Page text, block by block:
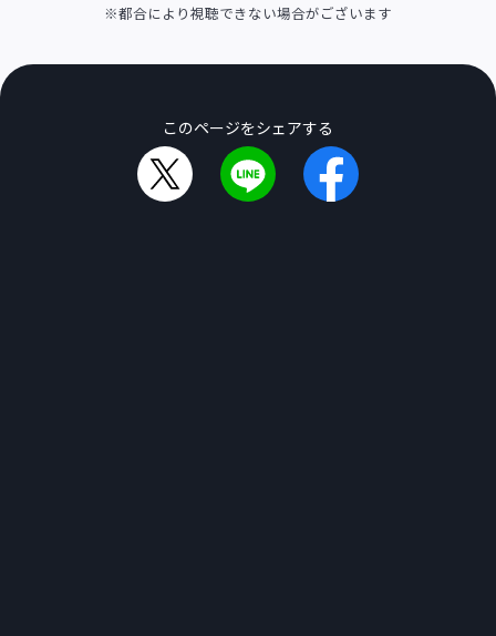
※都合により視聴できない場合がございます
このページをシェアする